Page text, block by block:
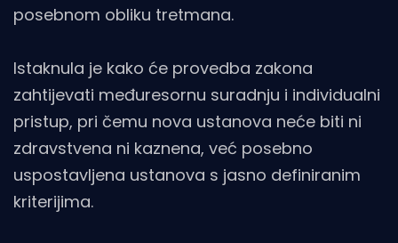
posebnom obliku tretmana.
Istaknula je kako će provedba zakona
zahtijevati međuresornu suradnju i individualni
pristup, pri čemu nova ustanova neće biti ni
zdravstvena ni kaznena, već posebno
uspostavljena ustanova s jasno definiranim
kriterijima.